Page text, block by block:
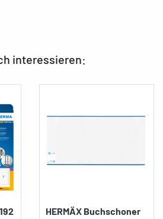
interessieren:
HERMÄX Buchschoner